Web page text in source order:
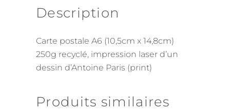
Description
Carte postale A6 (10,5cm x 14,8cm)
250g recyclé, impression laser d’un
dessin d’Antoine Paris (print)
Produits similaires